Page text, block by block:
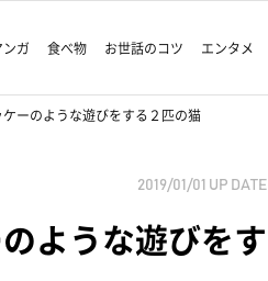
ガ 食べ物 お世話のコツ エンタメ
ーのような遊びをする２匹の猫
2019/01/01 UP DATE
ような遊びをす